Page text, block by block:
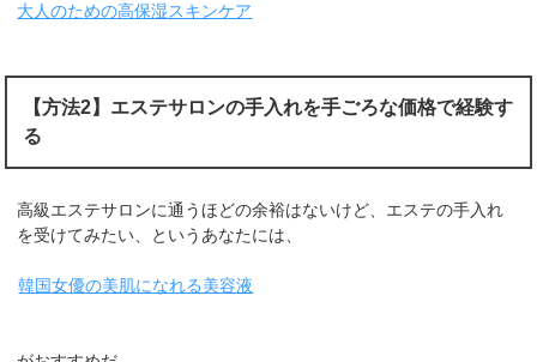
大人のための高保湿スキンケア
【方法2】エステサロンの手入れを手ごろな価格で経験す
る
高級エステサロンに通うほどの余裕はないけど、エステの手入れ
を受けてみたい、というあなたには、
韓国女優の美肌になれる美容液